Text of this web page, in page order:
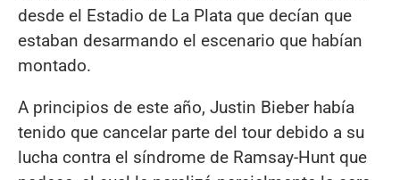
desde el Estadio de La Plata que decían que
estaban desarmando el escenario que habían
montado.
A principios de este año, Justin Bieber había
tenido que cancelar parte del tour debido a su
lucha contra el síndrome de Ramsay-Hunt que